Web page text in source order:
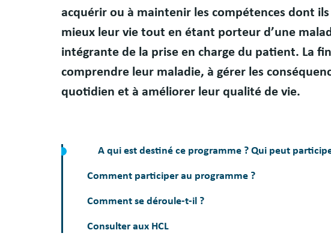
acquérir ou à maintenir les compétences dont
mieux leur vie tout en étant porteur d’une
intégrante de la prise en charge du patient. La
comprendre leur maladie, à gérer les
quotidien et à améliorer leur qualité de vie.
A qui est destiné ce programme ? Qui peut
Comment participer au programme ?
Comment se déroule-t-il ?
Consulter aux HCL